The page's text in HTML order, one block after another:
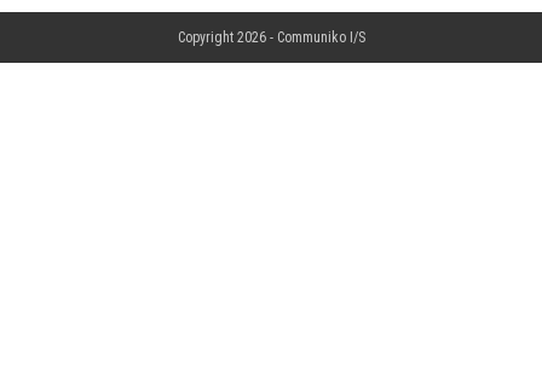
Copyright 2026 - Communiko I/S